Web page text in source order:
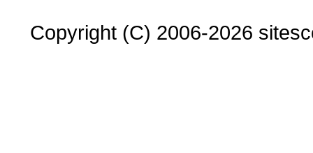
Copyright (C) 2006-2026